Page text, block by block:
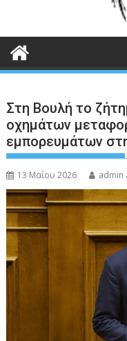
Στη Βουλή το
οχημάτων
εμπορευμάτων
13 Μαΐου 2026 admin